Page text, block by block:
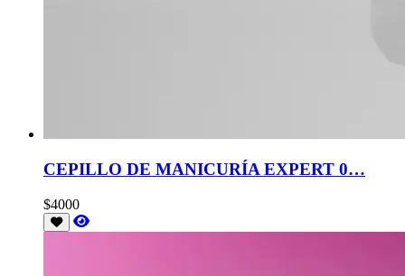
CEPILLO DE MANICURÍA EXPERT 0…
$4000